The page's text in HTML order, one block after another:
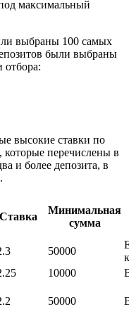
выбраны 100 самых
были выбраны
отбора:
высокие ставки по
перечислены в
и более депозита, в
Ставка
Минимальная
сумма
50000
10000
50000